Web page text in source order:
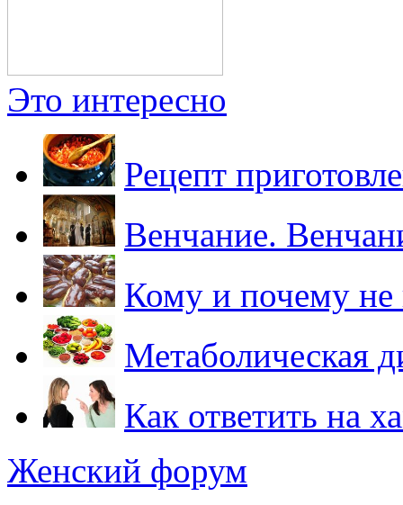
Это интересно
Рецепт
Венчание.
Кому и почему не
Метаболическая
Как ответить на
Женский форум